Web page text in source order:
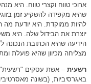
ארוכי טווח וקצרי טווח. היא
שהיא מקפידה להשקיע זמן
להיות ממוקדת. היא יודעת מה
יוצרת את הבידול שלה. היא
הידיעה שהיא הכתובת
מצליחה מכיוון שהיא פועלת
רשעית– אשת עסקים "רשעית"
באגרסיביות, (בשונה